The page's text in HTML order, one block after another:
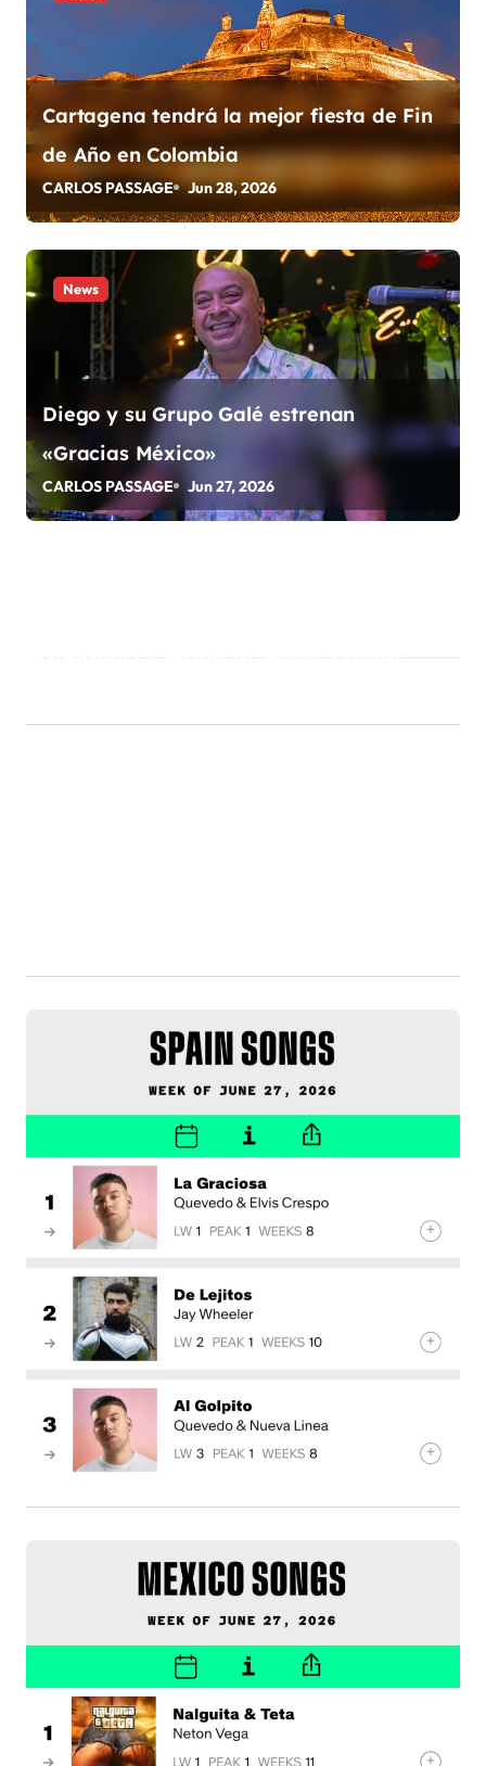
t
r
a
d
a
s
Cartagena tendrá la mejor fiesta de Fin
de Año en Colombia
CARLOS PASSAGE Jun 28, 2026
News
Diego y su Grupo Galé estrenan
«Gracias México»
CARLOS PASSAGE Jun 27, 2026